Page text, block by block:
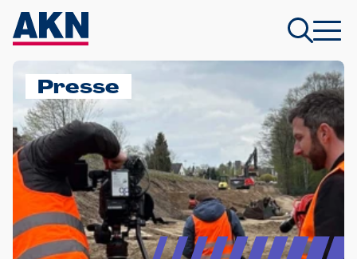
Presse